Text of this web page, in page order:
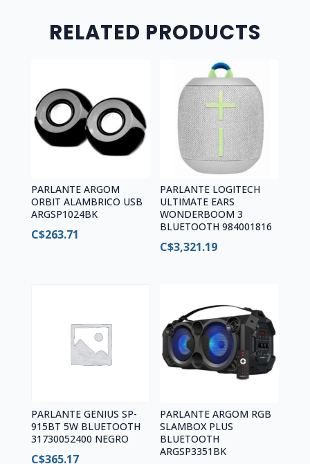
RELATED PRODUCTS
PARLANTE ARGOM
ORBIT ALAMBRICO USB
ARGSP1024BK
C$263.71
PARLANTE LOGITECH
ULTIMATE EARS
WONDERBOOM 3
BLUETOOTH 984001816
C$3,321.19
PARLANTE GENIUS SP-
915BT 5W BLUETOOTH
31730052400 NEGRO
C$365.17
PARLANTE ARGOM RGB
SLAMBOX PLUS
BLUETOOTH
ARGSP3351BK